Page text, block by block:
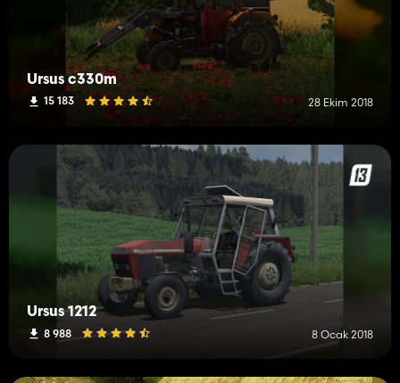
Ursus c330m
15 183 28 Ekim 2018
Ursus 1212
8 988 8 Ocak 2018